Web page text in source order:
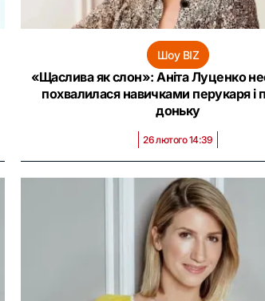
Шоу BIZ
«Щаслива як слон»: Аніта Луценко
похвалилася навичками перукаря і
доньку
26 лютого 14:39